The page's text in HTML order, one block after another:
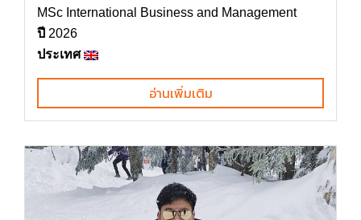
MSc International Business and Management
ปี 2026
ประเทศ
อ่านเพิ่มเติม